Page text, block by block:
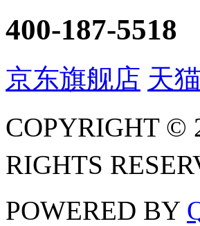
400-187-5518
京东旗舰店 天
COPYRIGHT ©
RIGHTS
POWERED BY